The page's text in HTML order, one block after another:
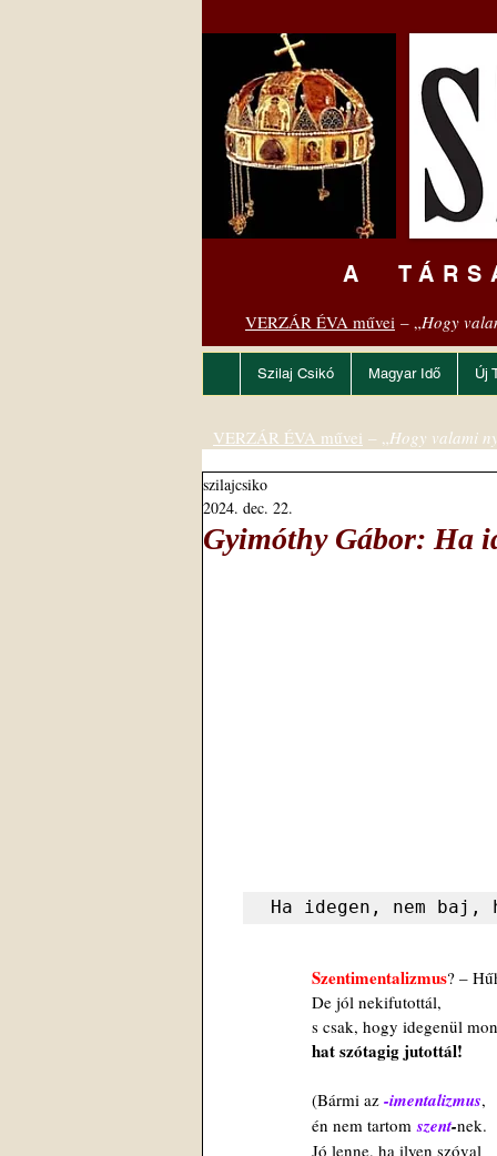
A
VERZÁR ÉVA művei – „Hogy
Szilaj Csikó Magyar Idő Új
Gyimóthy Gábor: Ha
szilajcsiko
2024. dec. 22.
Ha idegen, nem baj,
Szentimentalizmus? –
De jól nekifutottál,
s csak, hogy idegenül
hat szótagig jutottál!
(Bármi az -imentalizmus,
én nem tartom szent-nek.
Jó lenne, ha ilyen szóval
VERZÁR ÉVA művei – „Hogy valami